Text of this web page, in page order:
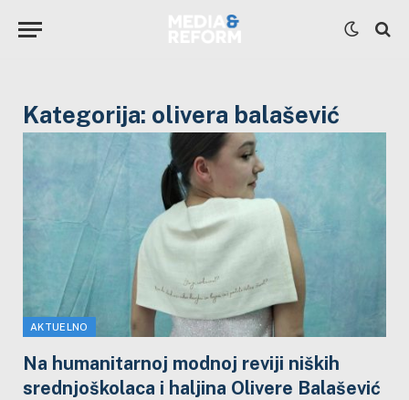
Kategorija: olivera balašević
AKTUELNO
Na humanitarnoj modnoj reviji niških
srednjoškolaca i haljina Olivere Balašević